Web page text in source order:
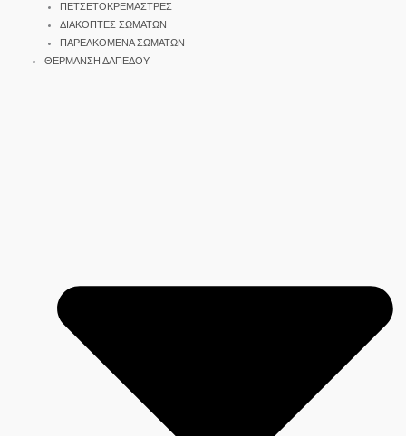
ΠΕΤΣΕΤΟΚΡΕΜΑΣΤΡΕΣ
ΔΙΑΚΟΠΤΕΣ ΣΩΜΑΤΩΝ
ΠΑΡΕΛΚΟΜΕΝΑ ΣΩΜΑΤΩΝ
ΘΕΡΜΑΝΣΗ ΔΑΠΕΔΟΥ